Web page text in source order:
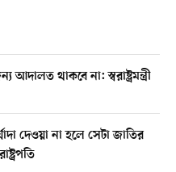
থাকবে না: স্বরাষ্ট্রমন্ত্রী
দেওয়া না হলে সেটা জাতির